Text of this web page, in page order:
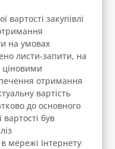
закупівлі
на умовах
листи-запити, на
ціновими
отримання
вартість
до основного
був
мережі Інтернету